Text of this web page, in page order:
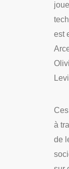
est
à
de